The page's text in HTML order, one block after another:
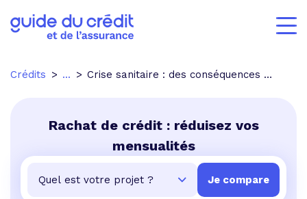
Crédits ... Crise sanitaire : des conséquences concrètes pour le budget des ménages
Rachat de crédit : réduisez vos
mensualités